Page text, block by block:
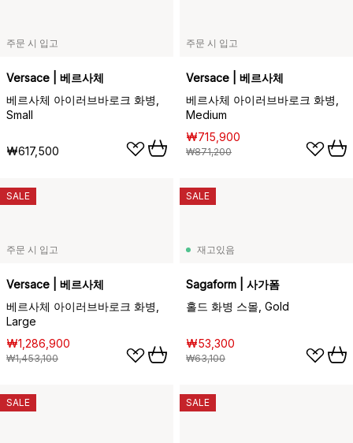
주문 시 입고
Versace | 베르사체
베르사체 아이러브바로크 화병,
Small
₩617,500
주문 시 입고
Versace | 베르사체
베르사체 아이러브바로크 화병,
Medium
₩715,900
₩871,200
주문 시 입고
Versace | 베르사체
베르사체 아이러브바로크 화병,
Large
₩1,286,900
₩1,453,100
SALE
재고있음
Sagaform | 사가폼
홀드 화병 스몰, Gold
₩53,300
₩63,100
SALE
SALE SALE